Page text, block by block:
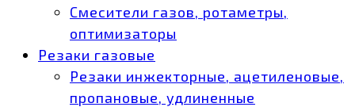
Смесители газов, ротаметры,
оптимизаторы
Резаки газовые
Резаки инжекторные, ацетиленовые,
пропановые, удлиненные